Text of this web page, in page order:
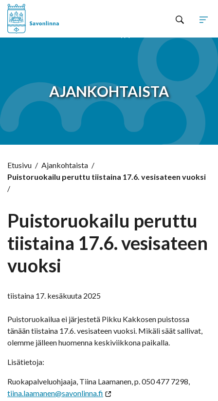
AJANKOHTAISTA
Etusivu / Ajankohtaista /
Puistoruokailu peruttu tiistaina 17.6. vesisateen vuoksi
/
Puistoruokailu peruttu
tiistaina 17.6. vesisateen
vuoksi
tiistaina 17. kesäkuuta 2025
Puistoruokailua ei järjestetä Pikku Kakkosen puistossa
tänään tiistaina 17.6. vesisateen vuoksi. Mikäli säät sallivat,
olemme jälleen huomenna keskiviikkona paikalla.
Lisätietoja:
Ruokapalveluohjaaja, Tiina Laamanen, p. 050 477 7298,
tiina.laamanen@savonlinna.fi